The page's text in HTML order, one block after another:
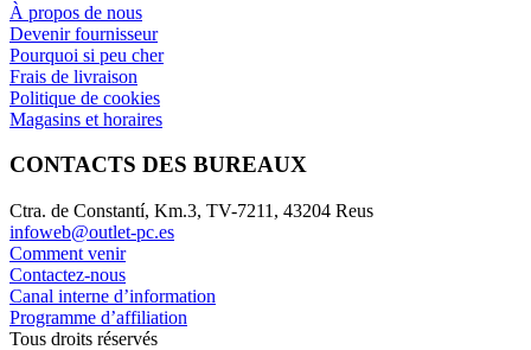
À propos de nous
Devenir fournisseur
Pourquoi si peu cher
Frais de livraison
Politique de cookies
Magasins et horaires
CONTACTS DES BUREAUX
Ctra. de Constantí, Km.3, TV-7211, 43204 Reus
infoweb@outlet-pc.es
Comment venir
Contactez-nous
Canal interne d’information
Programme d’affiliation
Tous droits réservés